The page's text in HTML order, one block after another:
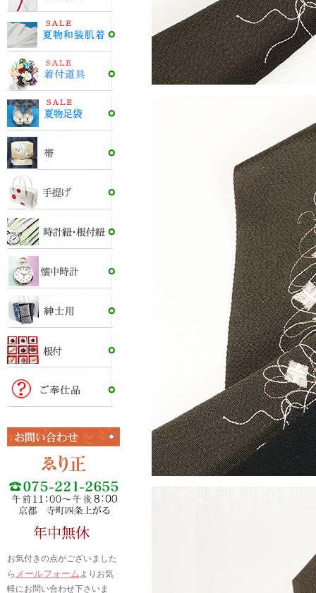
お気付きの点がございました
ら メールフォームよりお気
軽にお問い合わせ下さいま